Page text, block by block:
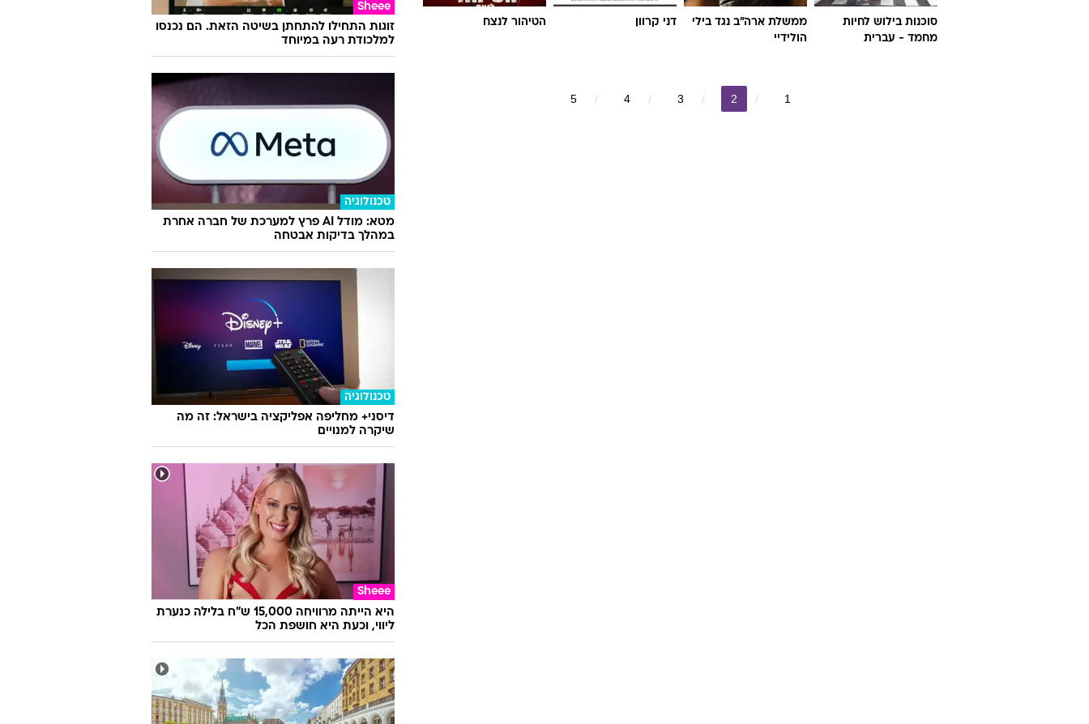
סוכנות בילוש לחיות
מחמד - עברית
ממשלת ארה"ב נגד בילי
הולידיי
דני קרוון הטיהור לנצח
1
2
3
4
5
Sheee
זוגות התחילו להתחתן בשיטה הזאת. הם נכנסו
למלכודת רעה במיוחד
טכנולוגיה
מטא: מודל AI פרץ למערכת של חברה אחרת
במהלך בדיקות אבטחה
טכנולוגיה
דיסני+ מחליפה אפליקציה בישראל: זה מה
שיקרה למנויים
Sheee
היא הייתה מרוויחה 15,000 ש"ח בלילה כנערת
ליווי, וכעת היא חושפת הכל